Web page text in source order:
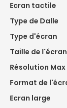
Ecran tactile
Type de Dalle
Type d'écran
Taille de l'écran
Résolution Max
Format de
Ecran large